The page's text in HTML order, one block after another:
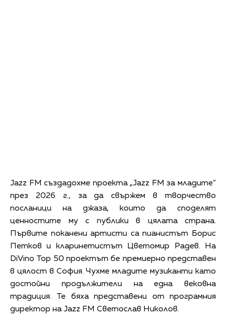
Jazz FM създадохме проекта „Jazz FM за младите“
през 2026 г., за да свържем в творчество
посланици на джаза, които да споделят
ценностите му с публики в цялата страна.
Първите поканени артисти са пианистът Борис
Петков и кларинетистът Цветомир Радев. На
DiVino Top 50 проектът бе премиерно представен
в цялост в София. Чухме младите музиканти като
достойни продължители на една вековна
традиция. Те бяха представени от програмния
директор на Jazz FM Светослав Николов.